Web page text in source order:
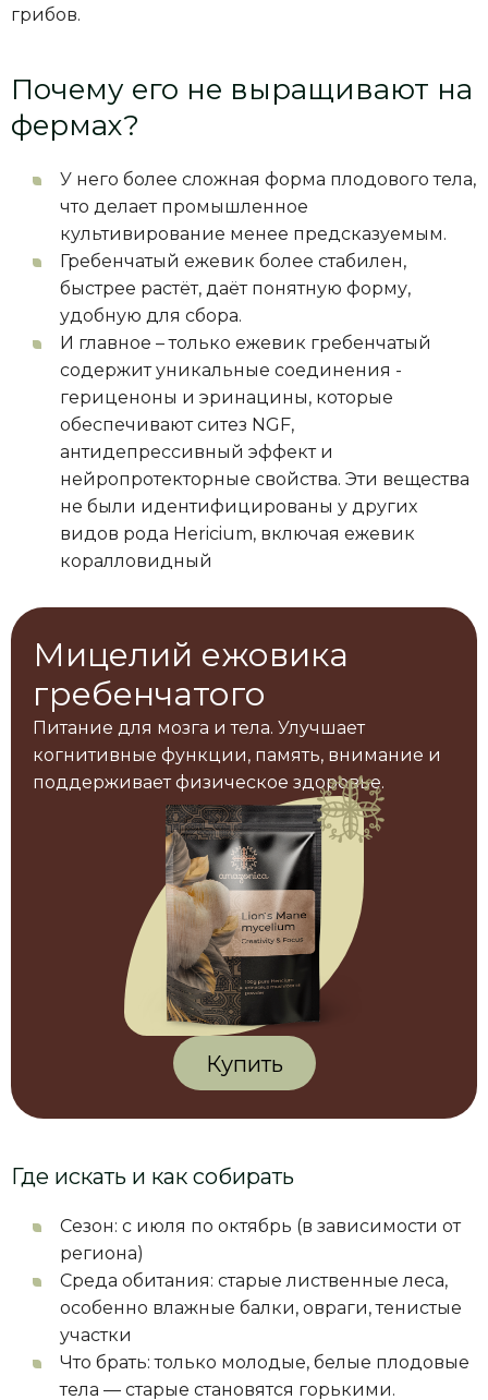
грибов.
Почему его не выращивают на
фермах?
У него более сложная форма плодового тела,
что делает промышленное
культивирование менее предсказуемым.
Гребенчатый ежевик более стабилен,
быстрее растёт, даёт понятную форму,
удобную для сбора.
И главное – только ежевик гребенчатый
содержит уникальные соединения -
гериценоны и эринацины, которые
обеспечивают ситез NGF,
антидепрессивный эффект и
нейропротекторные свойства. Эти вещества
не были идентифицированы у других
видов рода Hericium, включая ежевик
коралловидный
Мицелий ежовика
гребенчатого
Питание для мозга и тела. Улучшает
когнитивные функции, память, внимание и
поддерживает физическое здоровье.
Купить
Где искать и как собирать
Сезон: с июля по октябрь (в зависимости от
региона)
Среда обитания: старые лиственные леса,
особенно влажные балки, овраги, тенистые
участки
Что брать: только молодые, белые плодовые
тела — старые становятся горькими.